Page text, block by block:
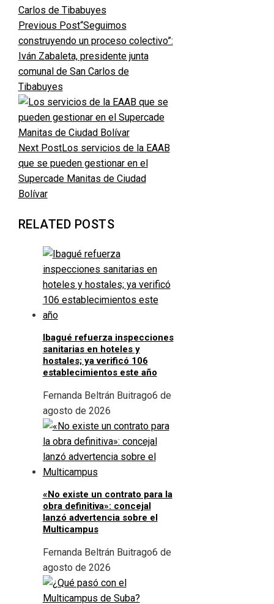
Previous Post“Seguimos
construyendo un proceso colectivo”:
Iván Zabaleta, presidente junta
comunal de San Carlos de
Tibabuyes
Next PostLos servicios de la EAAB
que se pueden gestionar en el
Supercade Manitas de Ciudad
Bolívar
RELATED POSTS
Ibagué refuerza inspecciones
sanitarias en hoteles y
hostales; ya verificó 106
establecimientos este año
Fernanda Beltrán Buitrago6 de
agosto de 2026
«No existe un contrato para la
obra definitiva»: concejal
lanzó advertencia sobre el
Multicampus
Fernanda Beltrán Buitrago6 de
agosto de 2026